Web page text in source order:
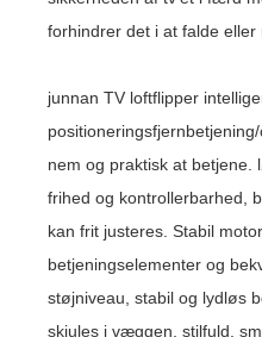
forhindrer det i at falde eller
junnan TV loftflipper
nem og praktisk at betjene.
frihed og kontrollerbarhed,
kan frit justeres. Stabil
betjeningselementer og
støjniveau, stabil og lydløs
skjules i væggen, stilfuld,